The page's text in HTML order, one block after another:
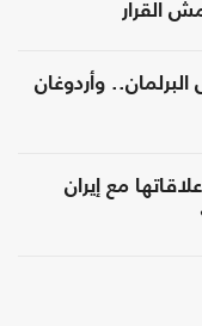
القرار
وأردوغان
مع إيران